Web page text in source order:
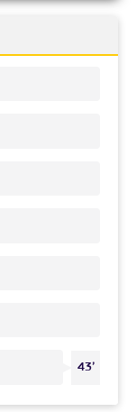
43’